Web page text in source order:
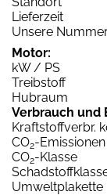
Lieferzeit
Unsere
Motor:
kW / PS
Treibstoff
Hubraum
Verbrauch und
Kraftstoffverbr.
CO2-
CO2-Klasse
Umweltplakette